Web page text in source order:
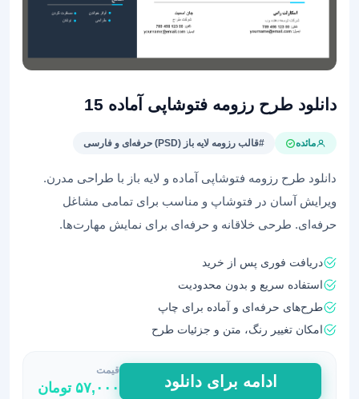
دانلود طرح رزومه فتوشاپی آماده 15
مائده #قالب رزومه لایه باز (PSD) حرفه‌ای و فارسی
دانلود طرح رزومه فتوشاپی آماده و لایه باز با طراحی مدرن.
ویرایش آسان در فتوشاپ و مناسب برای تمامی مشاغل
حرفه‌ای. طرحی خلاقانه و حرفه‌ای برای نمایش مهارت‌ها.
دریافت فوری پس از خرید
استفاده سریع و بدون محدودیت
طرح‌های حرفه‌ای و آماده برای چاپ
امکان تغییر رنگ، متن و جزئیات طرح
دانلود
طرح
ادامه برای دانلود
قیمت
۵۷,۰۰۰ تومان